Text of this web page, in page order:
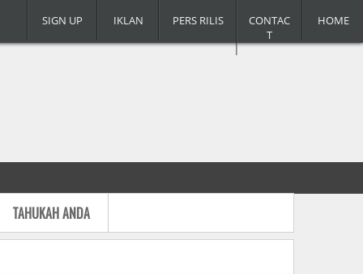
HOME
CONTAC
T
PERS RILIS
IKLAN
SIGN UP
TAHUKAH ANDA